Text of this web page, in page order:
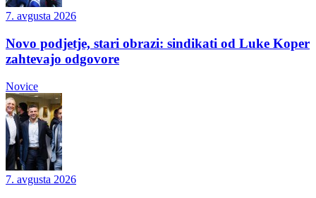
7. avgusta 2026
Novo podjetje, stari obrazi: sindikati od Luke Koper
zahtevajo odgovore
Novice
7. avgusta 2026